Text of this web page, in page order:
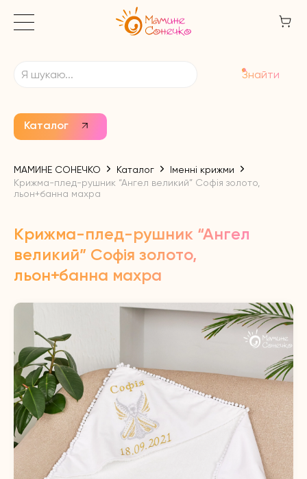
Каталог
Знайти
МАМИНЕ СОНЕЧКО Каталог
Іменні крижми
Крижма-плед-рушник “Ангел великий” Софія золото,
льон+банна махра
Крижма-плед-рушник “Ангел
великий” Софія золото,
льон+банна махра